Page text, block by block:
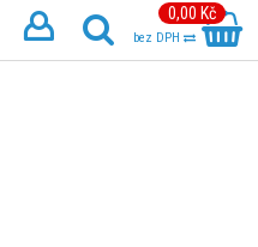
0,00 Kč
bez DPH